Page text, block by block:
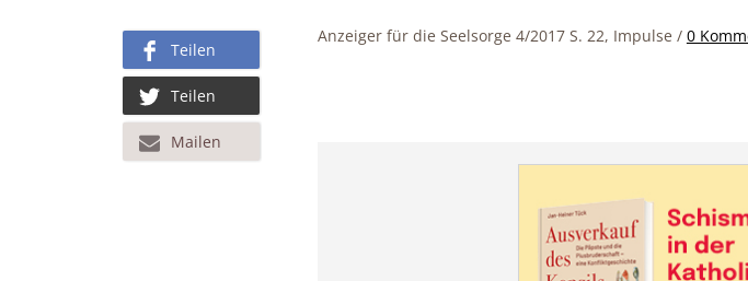
Anzeiger für die Seelsorge 4/2017 S. 22, Impulse / 0
Teilen
Teilen
Mailen